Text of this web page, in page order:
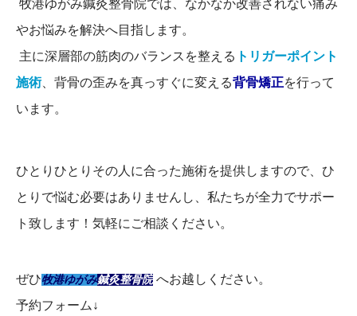
牧港ゆがみ鍼灸整骨院では、なかなか改善されない痛み
やお悩みを解決へ目指します。
主に深層部の筋肉のバランスを整える トリガーポイント
施術、背骨の歪みを真っすぐに変える背骨矯正を行って
います。
ひとりひとりその人に合った施術を提供しますので、ひ
とりで悩む必要はありませんし、私たちが全力でサポー
ト致します！気軽にご相談ください。
ぜひ牧港ゆがみ鍼灸整骨院 へお越しください。
予約フォーム↓